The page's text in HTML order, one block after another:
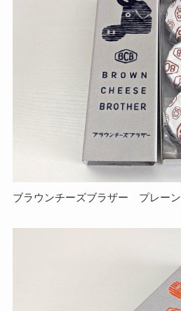
ブラウンチーズブラザー プレーン